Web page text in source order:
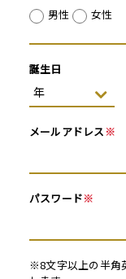
男性
女性
誕生日
メールアドレス ※
パスワード※
※8文字以上の半角